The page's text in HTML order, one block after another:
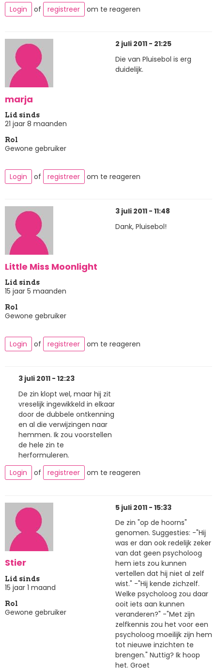
Login of registreer om te reageren
marja
Lid sinds
21 jaar 8 maanden
Rol
Gewone gebruiker
2 juli 2011 - 21:25
Die van Pluisebol is erg
duidelijk.
Login of registreer om te reageren
Little Miss Moonlight
Lid sinds
15 jaar 5 maanden
Rol
Gewone gebruiker
3 juli 2011 - 11:48
Dank, Pluisebol!
Login of registreer om te reageren
3 juli 2011 - 12:23
De zin klopt wel, maar hij zit
vreselijk ingewikkeld in elkaar
door de dubbele ontkenning
en al die verwijzingen naar
hemmen. Ik zou voorstellen
de hele zin te
herformuleren.
Login
of registreer om te reageren
Stier
Lid sinds
15 jaar 1 maand
Rol
Gewone gebruiker
5 juli 2011 - 15:33
De zin "op de hoorns"
genomen. Suggesties: -"Hij
was er dan ook redelijk zeker
van dat geen psycholoog
hem iets zou kunnen
vertellen dat hij niet al zelf
wist." -"Hij kende zichzelf.
Welke psycholoog zou daar
ooit iets aan kunnen
veranderen?" -"Met zijn
zelfkennis zou het voor een
psycholoog moeilijk zijn hem
tot nieuwe inzichten te
brengen." Nuttig? Ik hoop
het. Groet